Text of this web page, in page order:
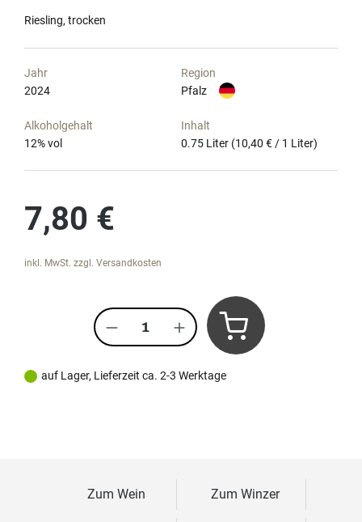
Riesling trocken
Jahr
2024
Region
Pfalz
Alkoholgehalt
12% vol
Inhalt
0.75 Liter (10,40 € / 1 Liter)
7,80 €
inkl. MwSt. zzgl. Versandkosten
Produkt Anzahl: Gib den
auf Lager, Lieferzeit ca. 2-3 Werktage
Zum Wein Zum Winzer